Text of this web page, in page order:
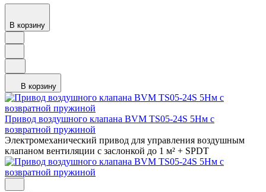
В корзину
В корзину
Привод воздушного клапана BVM TS05-24S 5Нм с
возвратной пружиной
Электромеханический привод для управления воздушным
клапаном вентиляции с заслонкой до 1 м² + SPDT